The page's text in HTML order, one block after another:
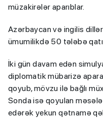
müzakirələr aparıblar.
Azərbaycan və ingilis
ümumilikdə 50 tələbə
İki gün davam edən
diplomatik mübarizə
qoyub, mövzu ilə bağlı
Sonda isə qoyulan
edərək yekun qətnamə